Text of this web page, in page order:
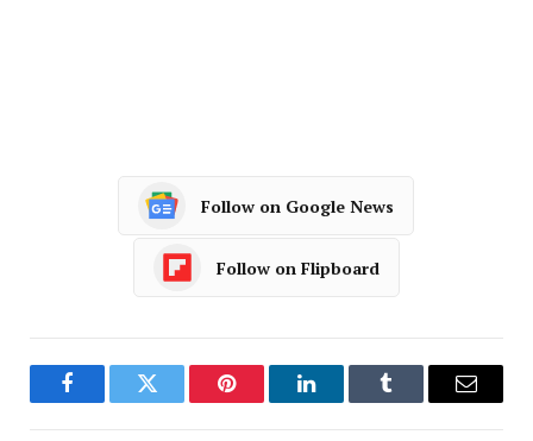
Follow on Google News
Follow on Flipboard
FacebookTwitter Pinterest LinkedInTumblr Email